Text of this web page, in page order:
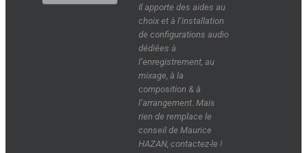
Il apporte des aides au
choix et à l’installation
de configurations audio
dédiées à
l’enregistrement, au
mixage, à la
composition & à
l’arrangement. Mais
rien de remplace le
conseil de Maurice
HAZAN, contactez-le !